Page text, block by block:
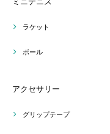
ラケット
ボール
アクセサリー
グリップテープ